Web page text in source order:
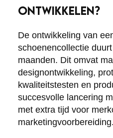
ONTWIKKELEN?
De ontwikkeling van
schoenencollectie
maanden. Dit omvat
designontwikkeling,
kwaliteitstesten en
succesvolle lancering
met extra tijd voor
marketingvoorbereiding.